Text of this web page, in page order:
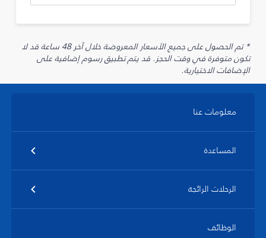
* تم الحصول على جميع الأسعار المعروضة خلال آخر 48 ساعة قد لا
تكون متوفرة في وقت الحجز. قد يتم تطبيق رسوم إضافية على
الإضافات الاختيارية.
معلومات عنا
المساعدة
الرحلات الرائجة
الوظائف